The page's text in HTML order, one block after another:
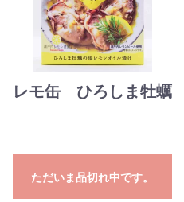
レモ缶 ひろしま牡蠣
ただいま品切れ中です。